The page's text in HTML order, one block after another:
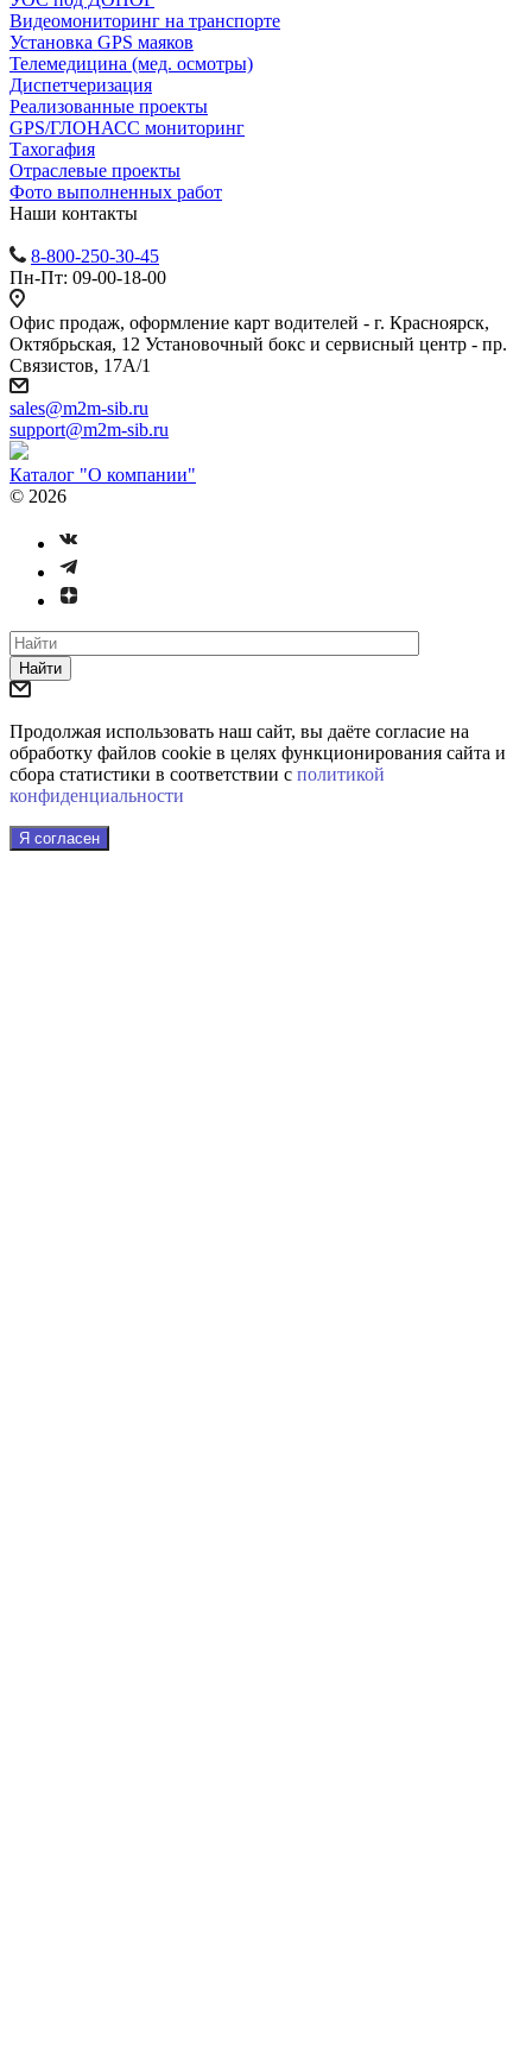
Видеомониторинг на транспорте
Установка GPS маяков
Телемедицина (мед. осмотры)
Диспетчеризация
Реализованные проекты
GPS/ГЛОНАСС мониторинг
Тахогафия
Отраслевые проекты
Фото выполненных работ
Наши контакты
8-800-250-30-45
Пн-Пт: 09-00-18-00
Офис продаж, оформление карт водителей - г. Красноярск,
Октябрьская, 12 Установочный бокс и сервисный центр - пр.
Связистов, 17А/1
sales@m2m-sib.ru
support@m2m-sib.ru
Каталог "О компании"
© 2026
Найти
Продолжая использовать наш сайт, вы даёте согласие на
обработку файлов cookie в целях функционирования сайта и
сбора статистики в соответствии с политикой
конфиденциальности
Я согласен